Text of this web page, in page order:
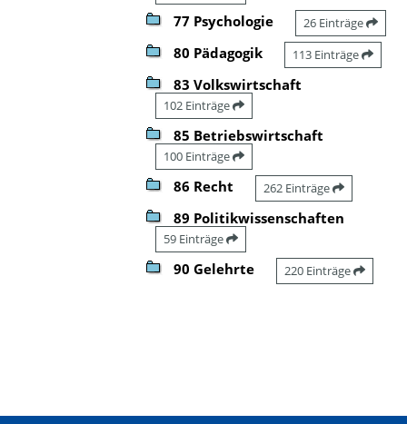
77 Psychologie 26 Einträge
80 Pädagogik 113 Einträge
83 Volkswirtschaft
102 Einträge
85 Betriebswirtschaft
100 Einträge
86 Recht 262 Einträge
89 Politikwissenschaften
59 Einträge
90 Gelehrte 220 Einträge